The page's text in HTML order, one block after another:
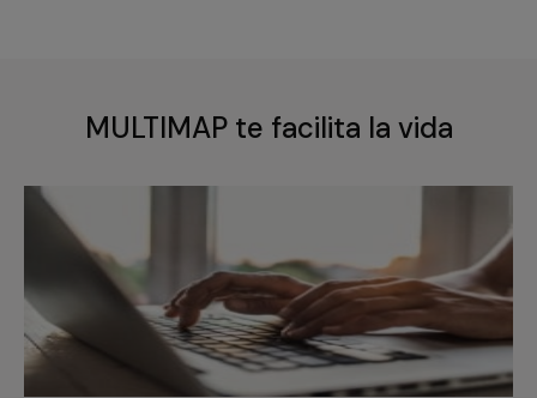
MULTIMAP te facilita la vida